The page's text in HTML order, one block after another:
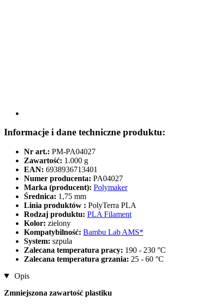
Informacje i dane techniczne produktu:
Nr art.: PM-PA04027
Zawartość: 1.000 g
EAN: 6938936713401
Numer producenta: PA04027
Marka (producent): Polymaker
Średnica: 1,75 mm
Linia produktów : PolyTerra PLA
Rodzaj produktu: PLA Filament
Kolor: zielony
Kompatybilność: Bambu Lab AMS*
System: szpula
Zalecana temperatura pracy: 190 - 230 °C
Zalecana temperatura grzania: 25 - 60 °C
Opis
Zmniejszona zawartość plastiku